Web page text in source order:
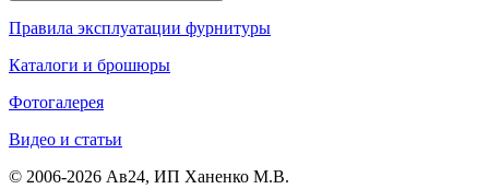
Правила эксплуатации фурнитуры
Каталоги и брошюры
Фотогалерея
Видео и статьи
© 2006-2026 Ав24, ИП Ханенко М.В.